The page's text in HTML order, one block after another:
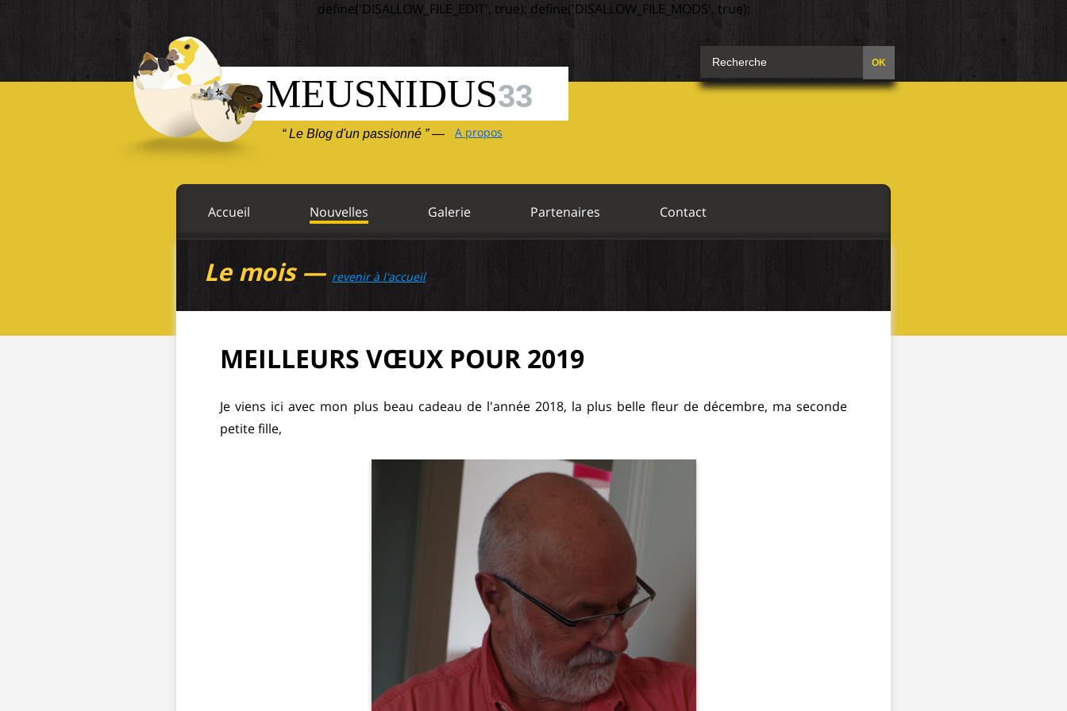
define('DISALLOW_FILE_EDIT', true); define('DISALLOW_FILE_MODS', true);
MEUSNIDUS33
“ Le Blog d'un passionné ” — A propos
Accueil Nouvelles Galerie Partenaires Contact
Le mois — revenir à l'accueil
MEILLEURS VŒUX POUR 2019
Je viens ici avec mon plus beau cadeau de l'année 2018, la plus belle fleur de décembre, ma seconde
petite fille,